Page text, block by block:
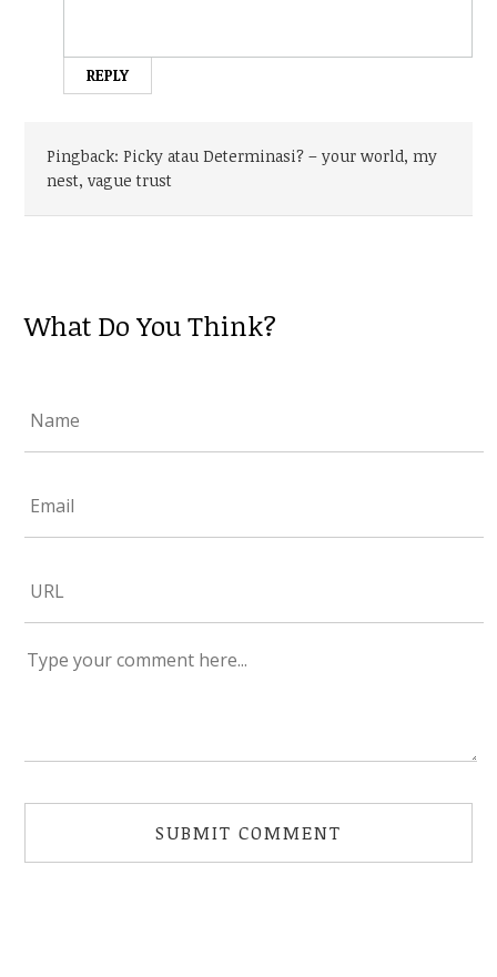
REPLY
Pingback:Picky atau Determinasi? – your world, my
nest, vague trust
What Do You Think?